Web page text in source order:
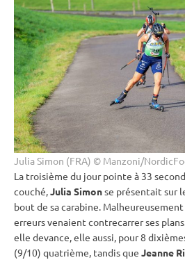
Julia Simon (FRA) © Manzoni/
La troisième du jour pointe à 33
couché,Julia Simonse présentait sur
bout de sacarabine.
erreurs venaient contrecarrer ses
elle devance, elle aussi, pour 8
(9/10) quatrième, tandis que Jeanne